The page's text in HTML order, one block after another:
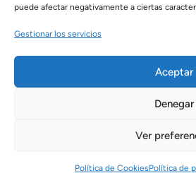
puede afectar negativamente a ciertas
Gestionar los servicios
Aceptar
Denegar
Ver
Política de CookiesPolítica de